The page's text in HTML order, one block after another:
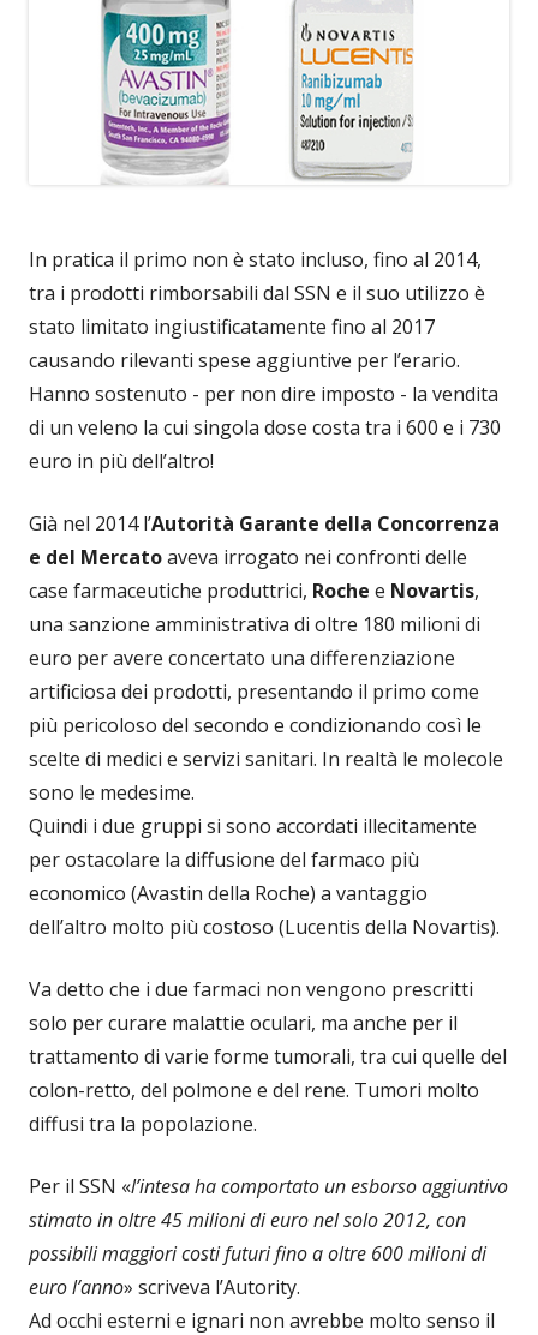
In pratica il primo non è stato incluso, fino al 2014,
tra i prodotti rimborsabili dal SSN e il suo utilizzo è
stato limitato ingiustificatamente fino al 2017
causando rilevanti spese aggiuntive per l’erario.
Hanno sostenuto - per non dire imposto - la vendita
di un veleno la cui singola dose costa tra i 600 e i 730
euro in più dell’altro!
Già nel 2014 l’Autorità Garante della Concorrenza
e del Mercatoaveva irrogato nei confronti delle
case farmaceutiche produttrici, Roche e Novartis,
una sanzione amministrativa di oltre 180 milioni di
euro per avere concertato una differenziazione
artificiosa dei prodotti, presentando il primo come
più pericoloso del secondo e condizionando così le
scelte di medici e servizi sanitari. In realtà le molecole
sono le medesime.
Quindi i due gruppi si sono accordati illecitamente
per ostacolare la diffusione del farmaco più
economico (Avastin della Roche) a vantaggio
dell’altro molto più costoso (Lucentis della Novartis).
Va detto che i due farmaci non vengono prescritti
solo per curare malattie oculari, ma anche per il
trattamento di varie forme tumorali, tra cui quelle del
colon-retto, del polmone e del rene. Tumori molto
diffusi tra la popolazione.
Per il SSN «l’intesa ha comportato un esborso aggiuntivo
stimato in oltre 45 milioni di euro nel solo 2012, con
possibili maggiori costi futuri fino a oltre 600 milioni di
euro l’anno» scriveva l’Autority.
Ad occhi esterni e ignari non avrebbe molto senso il